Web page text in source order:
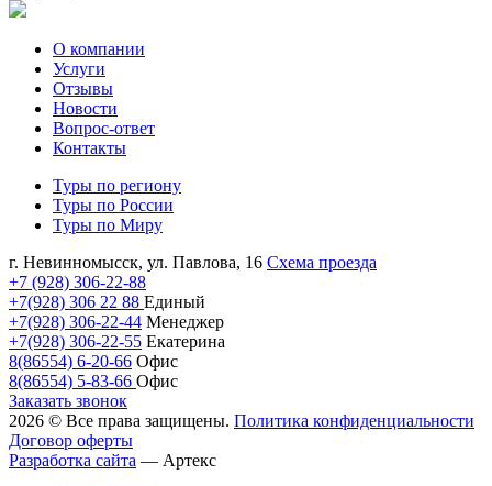
О компании
Услуги
Отзывы
Новости
Вопрос-ответ
Контакты
Туры по региону
Туры по России
Туры по Миру
г. Невинномысск, ул. Павлова, 16 Схема проезда
+7 (928) 306-22-88
+7(928) 306 22 88 Единый
+7(928) 306-22-44 Менеджер
+7(928) 306-22-55 Екатерина
8(86554) 6-20-66 Офис
8(86554) 5-83-66 Офис
Заказать звонок
2026 © Все права защищены. Политика конфиденциальности
Договор оферты
Разработка сайта — Артекс